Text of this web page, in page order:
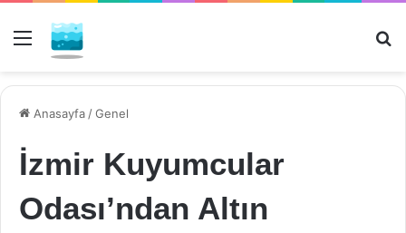
Menü
Anasayfa /Genel
İzmir Kuyumcular
Odası’ndan Altın